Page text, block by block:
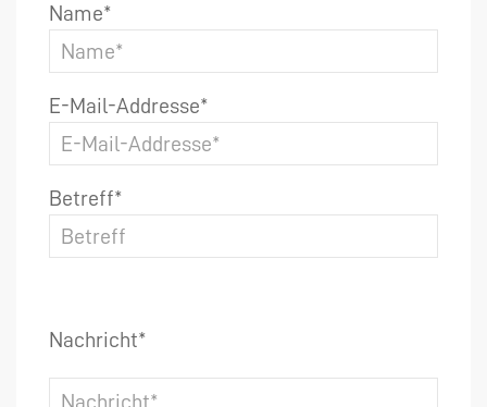
Name*
E-Mail-Addresse*
Betreff*
Nachricht*